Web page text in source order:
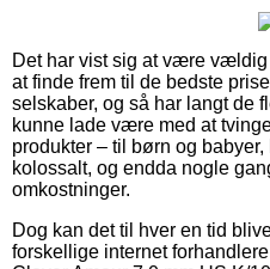
Det har vist sig at være
at finde frem til de bedste
selskaber, og så har langt de
kunne lade være med at
produkter – til børn og
kolossalt, og endda nogle
omkostninger.
Dog kan det til hver en tid
forskellige internet